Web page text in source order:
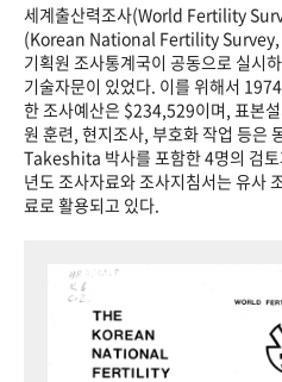
세계출산력조사(World Fertility
(Korean National Fertility Survey,
기획원 조사통계국이 공동으로 실시
기술자문이 있었다. 이를 위해서
한 조사예산은 $234,529이며, 표본
원 훈련, 현지조사, 부호화 작업 등은
Takeshita 박사를 포함한 4명의 검
년도 조사자료와 조사지침서는 유사
료로 활용되고 있다.